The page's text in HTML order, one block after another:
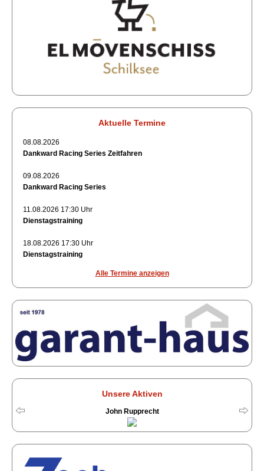
Aktuelle Termine
08.08.2026
Dankward Racing Series Zeitfahren
09.08.2026
Dankward Racing Series
11.08.2026 17:30 Uhr
Dienstagstraining
18.08.2026 17:30 Uhr
Dienstagstraining
Alle Termine anzeigen
Unsere Aktiven
John Rupprecht